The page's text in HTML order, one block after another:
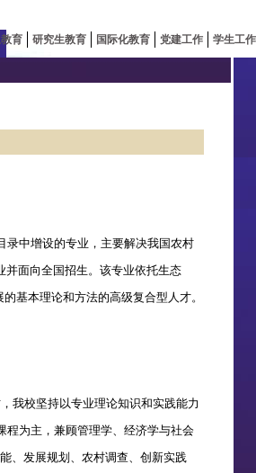
育 研究生教育 国际化教育 党建工作 学生工作
录中增设的专业，主要解决我国农村
并面向全国招生。该专业依托生态
基本理论和方法的高级复合型人才。
我校坚持以专业理论知识和实践能力
程为主，兼顾管理学、经济学与社会
、发展规划、农村调查、创新实践